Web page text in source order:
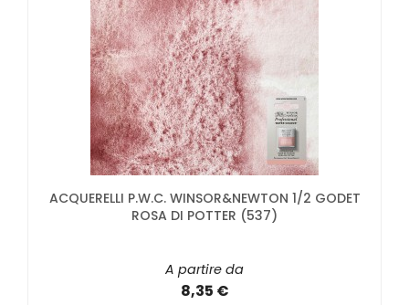
ACQUERELLI P.W.C. WINSOR&NEWTON 1/2 GODET
ROSA DI POTTER (537)
A partire da
8,35 €